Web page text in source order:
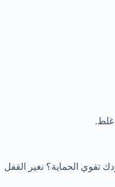
غلط.
تقوي الحماية؟ نغير القفل